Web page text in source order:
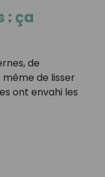
: ça
de
de lisser
ont envahi les